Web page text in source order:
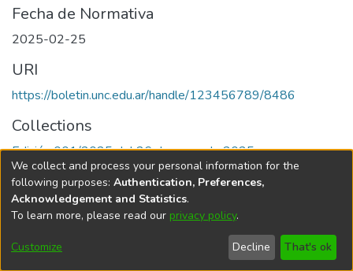
Fecha de Normativa
2025-02-25
URI
https://boletin.unc.edu.ar/handle/123456789/8486
Collections
Edición 001/2025 del 26 de mayo de 2025
Universidad Nacional de Córdoba
We collect and process your personal information for the
following purposes: Authentication, Preferences,
Acknowledgement and Statistics.
To learn more, please read our privacy policy.
Customize Decline That's ok